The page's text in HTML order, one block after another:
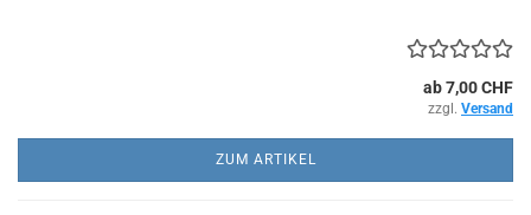
ab 7,00 CHF
zzgl. Versand
ZUM ARTIKEL